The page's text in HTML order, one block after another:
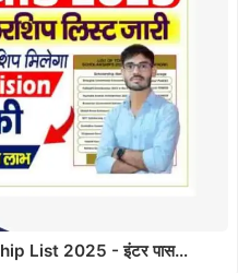
List 2025 - इंटर पास…